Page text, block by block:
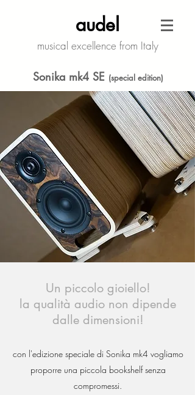
audel
musical excellence from Italy
Sonika mk4 SE (special edition)
Un piccolo gioiello!
la qualità audio non dipende
dalle dimensioni!
con l'edizione speciale di Sonika mk4 vogliamo
proporre una piccola bookshelf senza
compromessi.